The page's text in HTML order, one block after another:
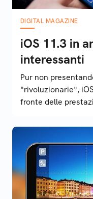
DIGITAL MAGAZINE
iOS 11.3 in
interessanti
Pur non
"rivoluzionarie",
fronte delle